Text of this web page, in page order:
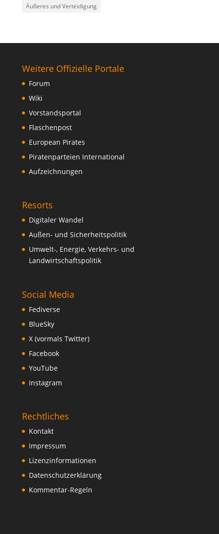
Äußeres und Verteidigung
Weitere Offizielle Portale
Forum
Wiki
Vorstandsportal
Flaschenpost
European Pirates
Piratenparteien International
Aufzeichnungen
Resorts
Digitaler Wandel
Außen- und Sicherheitspolitik
Umwelt-, Energie, Verkehrs- und
Landwirtschaftspolitik
Social Media
Fediverse
BlueSky
X (vormals Twitter)
Facebook
YouTube
Instagram
Rechtliches
Kontakt
Impressum
Lizenzinformationen
Datenschutzerklärung
Kommentar-Regeln